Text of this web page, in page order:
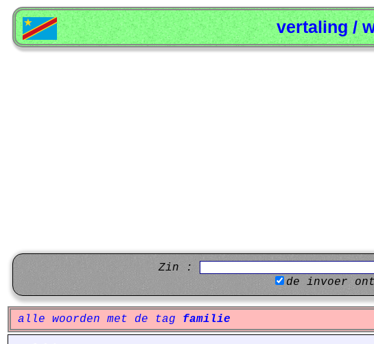
vertaling /
Zin :
de invoer
alle woorden met de tag familie